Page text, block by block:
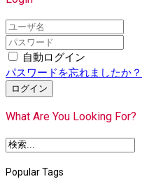
自動ログイン
パスワードを忘れましたか？
ログイン
What Are You Looking For?
Popular Tags